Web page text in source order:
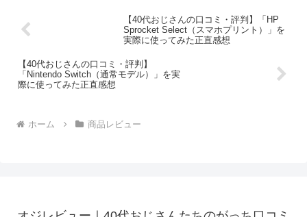
【40代おじさんの口コミ・評判】「HP
Sprocket Select（スマホプリント）」を
実際に使ってみた正直感想
【40代おじさんの口コミ・評判】
「Nintendo Switch（通常モデル）」を実
際に使ってみた正直感想
ホーム 商品レビュー